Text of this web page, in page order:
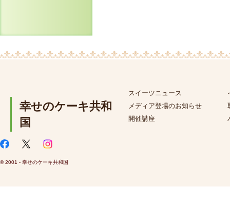
幸せのケーキ共和
国
スイーツニュース
メディア登場のお知らせ
開催講座
© 2001 - 幸せのケーキ共和国